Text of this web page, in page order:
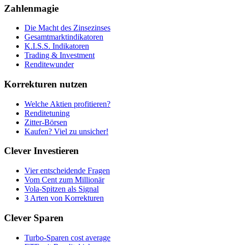
Zahlenmagie
Die Macht des Zinsezinses
Gesamtmarktindikatoren
K.I.S.S. Indikatoren
Trading & Investment
Renditewunder
Korrekturen nutzen
Welche Aktien profitieren?
Renditetuning
Zitter-Börsen
Kaufen? Viel zu unsicher!
Clever Investieren
Vier entscheidende Fragen
Vom Cent zum Millionär
Vola-Spitzen als Signal
3 Arten von Korrekturen
Clever Sparen
Turbo-Sparen cost average